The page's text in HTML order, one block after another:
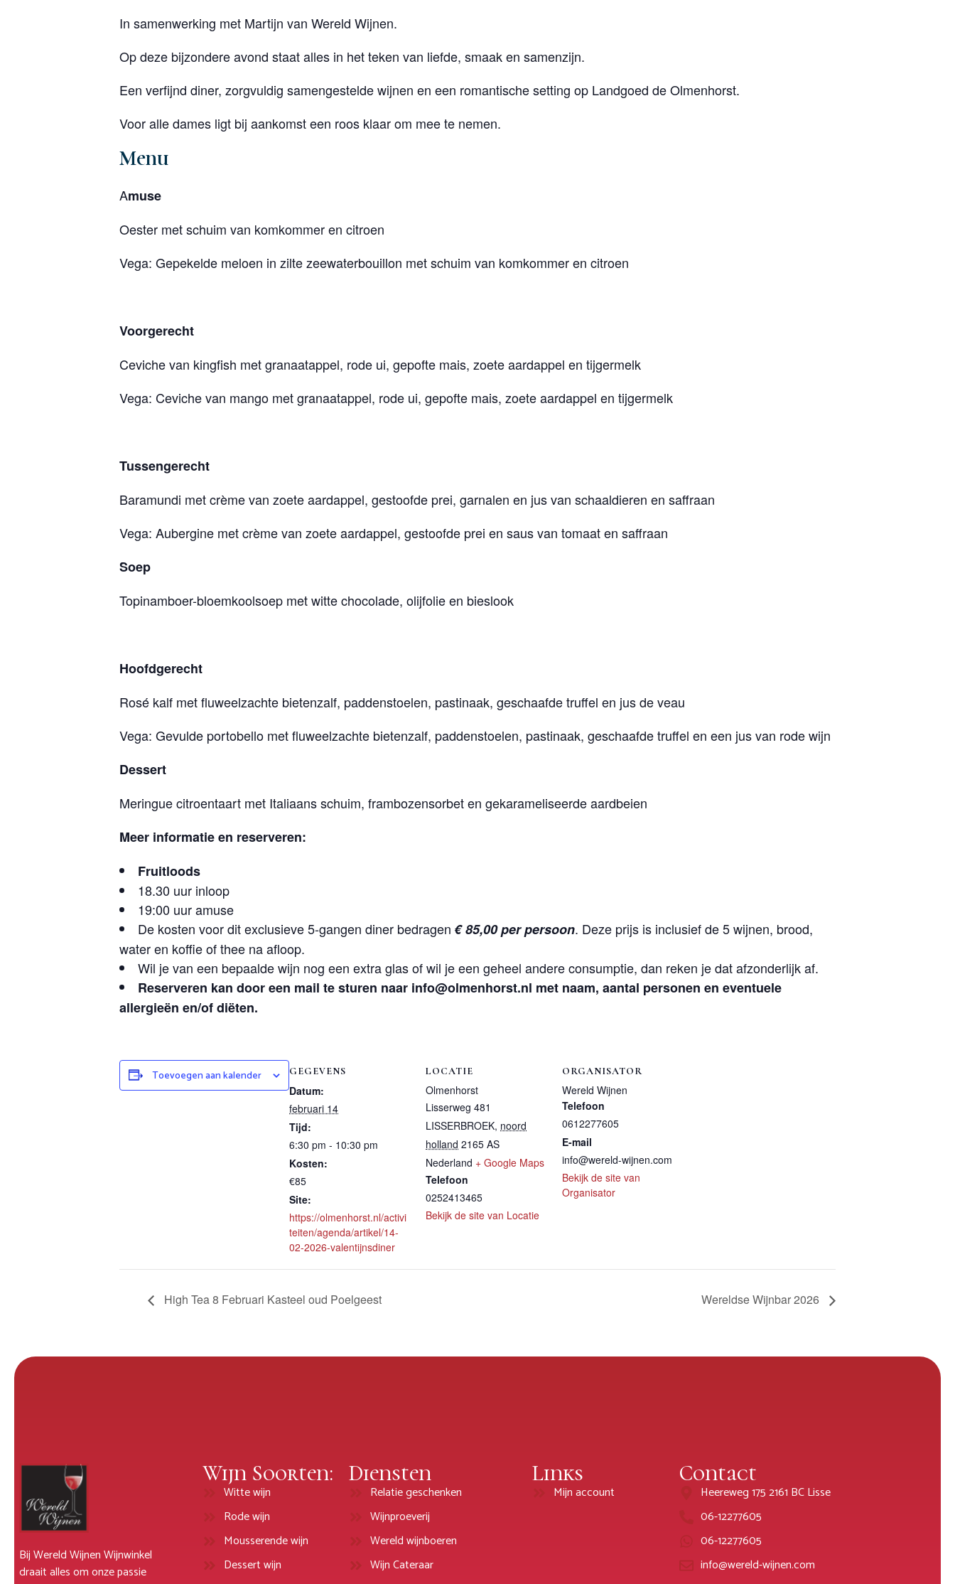
In samenwerking met Martijn van Wereld Wijnen.
Op deze bijzondere avond staat alles in het teken van liefde, smaak en samenzijn.
Een verfijnd diner, zorgvuldig samengestelde wijnen en een romantische setting op Landgoed de Olmenhorst.
Voor alle dames ligt bij aankomst een roos klaar om mee te nemen.
Menu
Amuse
Oester met schuim van komkommer en citroen
Vega: Gepekelde meloen in zilte zeewaterbouillon met schuim van komkommer en citroen
Voorgerecht
Ceviche van kingfish met granaatappel, rode ui, gepofte mais, zoete aardappel en tijgermelk
Vega: Ceviche van mango met granaatappel, rode ui, gepofte mais, zoete aardappel en tijgermelk
Tussengerecht
Baramundi met crème van zoete aardappel, gestoofde prei, garnalen en jus van schaaldieren en saffraan
Vega: Aubergine met crème van zoete aardappel, gestoofde prei en saus van tomaat en saffraan
Soep
Topinamboer-bloemkoolsoep met witte chocolade, olijfolie en bieslook
Hoofdgerecht
Rosé kalf met fluweelzachte bietenzalf, paddenstoelen, pastinaak, geschaafde truffel en jus de veau
Vega: Gevulde portobello met fluweelzachte bietenzalf, paddenstoelen, pastinaak, geschaafde truffel en een jus van rode wijn
Dessert
Meringue citroentaart met Italiaans schuim, frambozensorbet en gekarameliseerde aardbeien
Meer informatie en reserveren:
Fruitloods
18.30 uur inloop
19:00 uur amuse
De kosten voor dit exclusieve 5-gangen diner bedragen € 85,00 per persoon. Deze prijs is inclusief de 5 wijnen, brood,
water en koffie of thee na afloop.
Wil je van een bepaalde wijn nog een extra glas of wil je een geheel andere consumptie, dan reken je dat afzonderlijk af.
Reserveren kan door een mail te sturen naar info@olmenhorst.nl met naam, aantal personen en eventuele
allergieën en/of diëten.
Toevoegen aan kalender GEGEVENS
Datum:
februari 14
Tijd:
6:30 pm - 10:30 pm
Kosten:
€85
Site:
https://olmenhorst.nl/activi
teiten/agenda/artikel/14-
02-2026-valentijnsdiner
LOCATIE
Olmenhorst
Lisserweg 481
LISSERBROEK, noord
holland 2165 AS
Nederland + Google Maps
Telefoon
0252413465
Bekijk de site van Locatie
ORGANISATOR
Wereld Wijnen
Telefoon
0612277605
E-mail
info@wereld-wijnen.com
Bekijk de site van
Organisator
High Tea 8 Februari Kasteel oud Poelgeest Wereldse Wijnbar 2026
Bij Wereld Wijnen Wijnwinkel
draait alles om onze passie
Wijn Soorten:
Witte wijn
Rode wijn
Mousserende wijn
Dessert wijn
Diensten
Relatie geschenken
Wijnproeverij
Wereld wijnboeren
Wijn Cateraar
Links
Mijn account
Contact
Heereweg 175 2161 BC Lisse
06-12277605
06-12277605
info@wereld-wijnen.com